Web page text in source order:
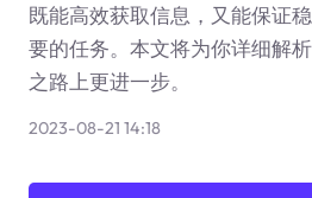
既能高效获取信息，又能保证
要的任务。本文将为你详细解
之路上更进一步。
2023-08-21 14:18